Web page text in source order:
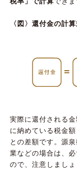
〈図〉還付金の計
実際に還付される
に納めている税金
との差額です。源
業などの場合は、
ので、注意しましょ